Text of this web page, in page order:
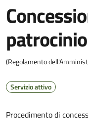
patrocinio
(Regolamento
Servizio attivo
Procedimento di